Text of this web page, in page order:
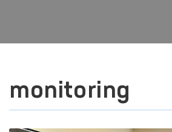
monitoring